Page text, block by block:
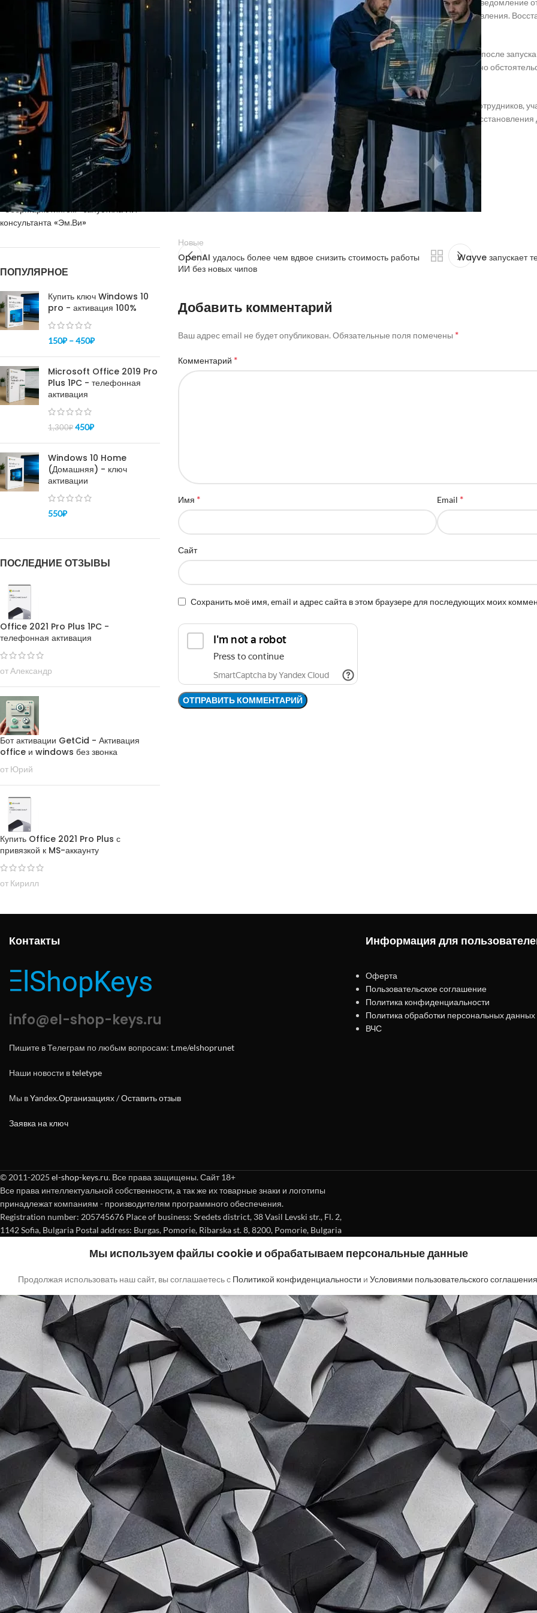
подтверждения
НОВЫЕ КОММЕНТАРИИ
Vlad Zorky к записи
Недорогие
маршрутизаторы с поддержкой Wi-Fi 7:
TP-Link 7DR7270 и 7DR7290.
Севак записи
Недорогие
маршрутизаторы с поддержкой Wi-Fi 7:
TP-Link 7DR7270 и 7DR7290.
Кирилл к записи«М.Видео-
Эльдорадо» открыла магазин в новой
концепции и совместно со Sber
Metaverse Tech и
«СберМаркетингом» запустила ИИ-
консультанта «Эм.Ви»
ПОПУЛЯРНОЕ
Купить ключ Windows 10
pro - активация 100%
150₽ –450₽
Microsoft Office 2019 Pro
Plus 1PC - телефонная
активация
1,300₽ 450₽
Windows 10 Home
(Домашняя) - ключ
активации
550₽
ПОСЛЕДНИЕ ОТЗЫВЫ
Office 2021 Pro Plus 1PC -
телефонная активация
от Александр
Бот активации GetCid - Активация
office и windows без звонка
от Юрий
Купить Office 2021 Pro Plus с
привязкой к MS-аккаунту
от Кирилл
В заявлении Anthropic говорится, что компания получила соответствующее уведомление
к возвращению моделей в эксплуатацию уже на следующий день после объявления.
начнётся в ближайшее время.
Модели Fable 5 и Mythos 5 были представлены в начале июня, однако вскоре после
связи с экспортными требованиями, введёнными властями США. Какие именно
затем к отмене ограничений, в компании не раскрыли.
Anthropic также поблагодарила пользователей за проявленное терпение и сотрудников,
развёртывании моделей. Дополнительную информацию о сроках полного
опубликовать позднее.
Новые
OpenAI удалось более чем вдвое снизить стоимость работы
ИИ без новых чипов
Wayve запускает
Добавить комментарий
Ваш адрес email не будет опубликован. Обязательные поля помечены *
Комментарий *
Имя * Email *
Сайт
Сохранить моё имя, email и адрес сайта в этом браузере для последующих моих
Контакты
info@el-shop-keys.ru
Пишите в Телеграм по любым вопросам: t.me/elshoprunet
Наши новости вteletype
Мы вYandex.Организациях/Оставить отзыв
Заявка на ключ
Информация для
Оферта
Пользовательское соглашение
Политика конфиденциальности
Политика обработки персональных данных
ВЧС
© 2011-2025 el-shop-keys.ru. Все права защищены. Сайт 18+
Все права интеллектуальной собственности, а так же их товарные знаки и логотипы
принадлежат компаниям - производителям программного обеспечения.
Registration number: 205745676 Place of business: Sredets district, 38 Vasil Levski str., Fl. 2,
1142 Sofia, Bulgaria Postal address: Burgas, Pomorie, Ribarska st. 8, 8200, Pomorie, Bulgaria
Мы используем файлы cookie и обрабатываем персональные данные
Продолжая использовать наш сайт, вы соглашаетесь с Политикой конфиденциальности и Условиями пользовательского соглашения